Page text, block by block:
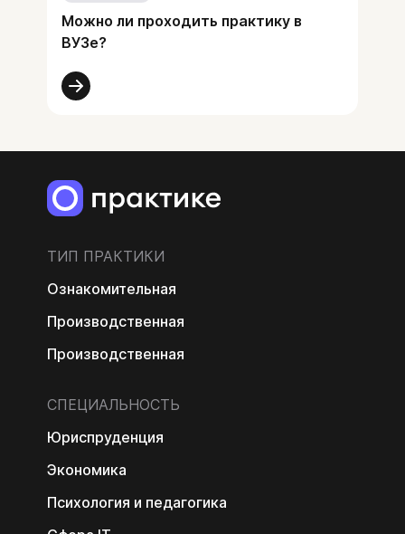
Можно ли проходить практику в
ВУЗе?
ТИП ПРАКТИКИ
Ознакомительная
Производственная
Производственная
СПЕЦИАЛЬНОСТЬ
Юриспруденция
Экономика
Психология и педагогика